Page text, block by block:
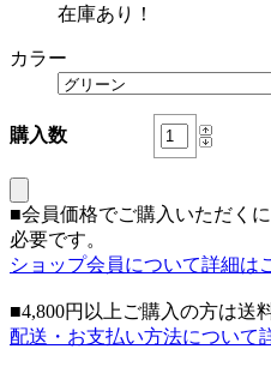
在庫あり！
カラー
購入数
■会員価格でご購入いただく
必要です。
ショップ会員について詳細は
■4,800円以上ご購入の方は送
配送・お支払い方法について